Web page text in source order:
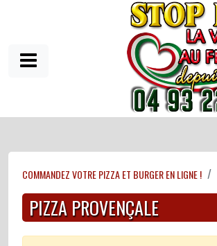
COMMANDEZ VOTRE PIZZA ET BURGER EN LIGNE !
PIZZA PROVENÇALE